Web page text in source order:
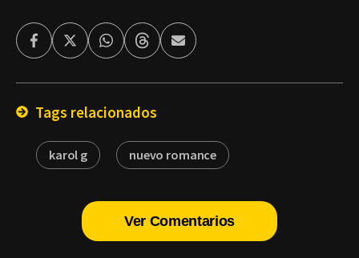
FacebookTwitterWhatsappThreadsEnviar
por
Tags relacionados
karol g nuevo romance
Ver Comentarios